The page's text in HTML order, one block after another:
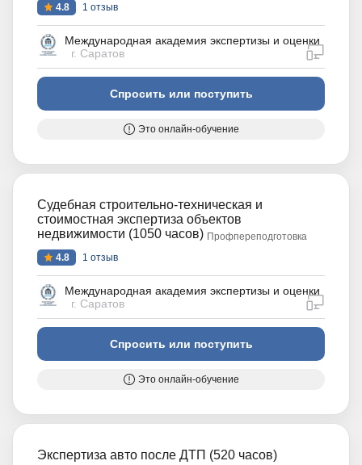
4.8
1 отзыв
Международная академия экспертизы и оценки
г. Саратов
Спросить или поступить
Это онлайн-обучение
Судебная строительно-техническая и
стоимостная экспертиза объектов
недвижимости (1050 часов) Профпереподготовка
4.8
1 отзыв
Международная академия экспертизы и оценки
г. Саратов
Спросить или поступить
Это онлайн-обучение
Экспертиза авто после ДТП (520 часов)